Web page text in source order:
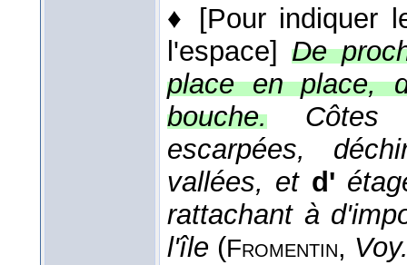
♦
[Pour indiquer
l'espace] De
place en place,
bouche.
Côtes
escarpées,
vallées, et d'
rattachant à
l'île (Fromentin,